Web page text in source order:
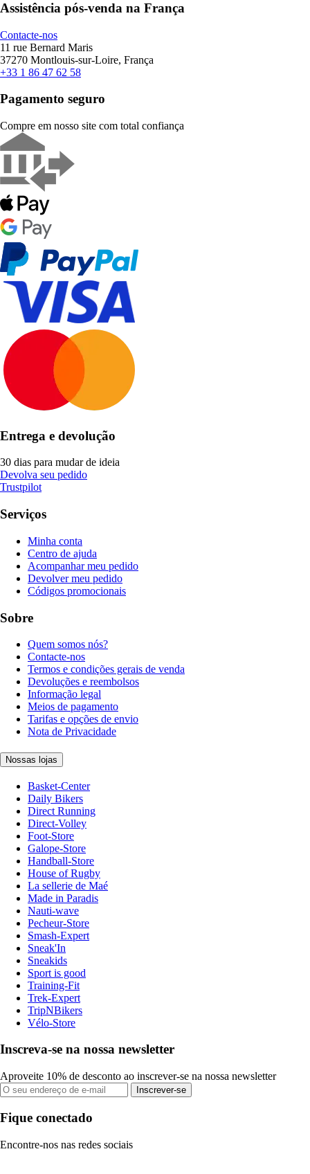
Assistência pós-venda na França
Contacte-nos
11 rue Bernard Maris
37270 Montlouis-sur-Loire, França
+33 1 86 47 62 58
Pagamento seguro
Compre em nosso site com total confiança
Entrega e devolução
30 dias para mudar de ideia
Devolva seu pedido
Trustpilot
Serviços
Minha conta
Centro de ajuda
Acompanhar meu pedido
Devolver meu pedido
Códigos promocionais
Sobre
Quem somos nós?
Contacte-nos
Termos e condições gerais de venda
Devoluções e reembolsos
Informação legal
Meios de pagamento
Tarifas e opções de envio
Nota de Privacidade
Nossas lojas
Basket-Center
Daily Bikers
Direct Running
Direct-Volley
Foot-Store
Galope-Store
Handball-Store
House of Rugby
La sellerie de Maé
Made in Paradis
Nauti-wave
Pecheur-Store
Smash-Expert
Sneak'In
Sneakids
Sport is good
Training-Fit
Trek-Expert
TripNBikers
Vélo-Store
Inscreva-se na nossa newsletter
Aproveite 10% de desconto ao inscrever-se na nossa newsletter
Inscrever-se
Fique conectado
Encontre-nos nas redes sociais